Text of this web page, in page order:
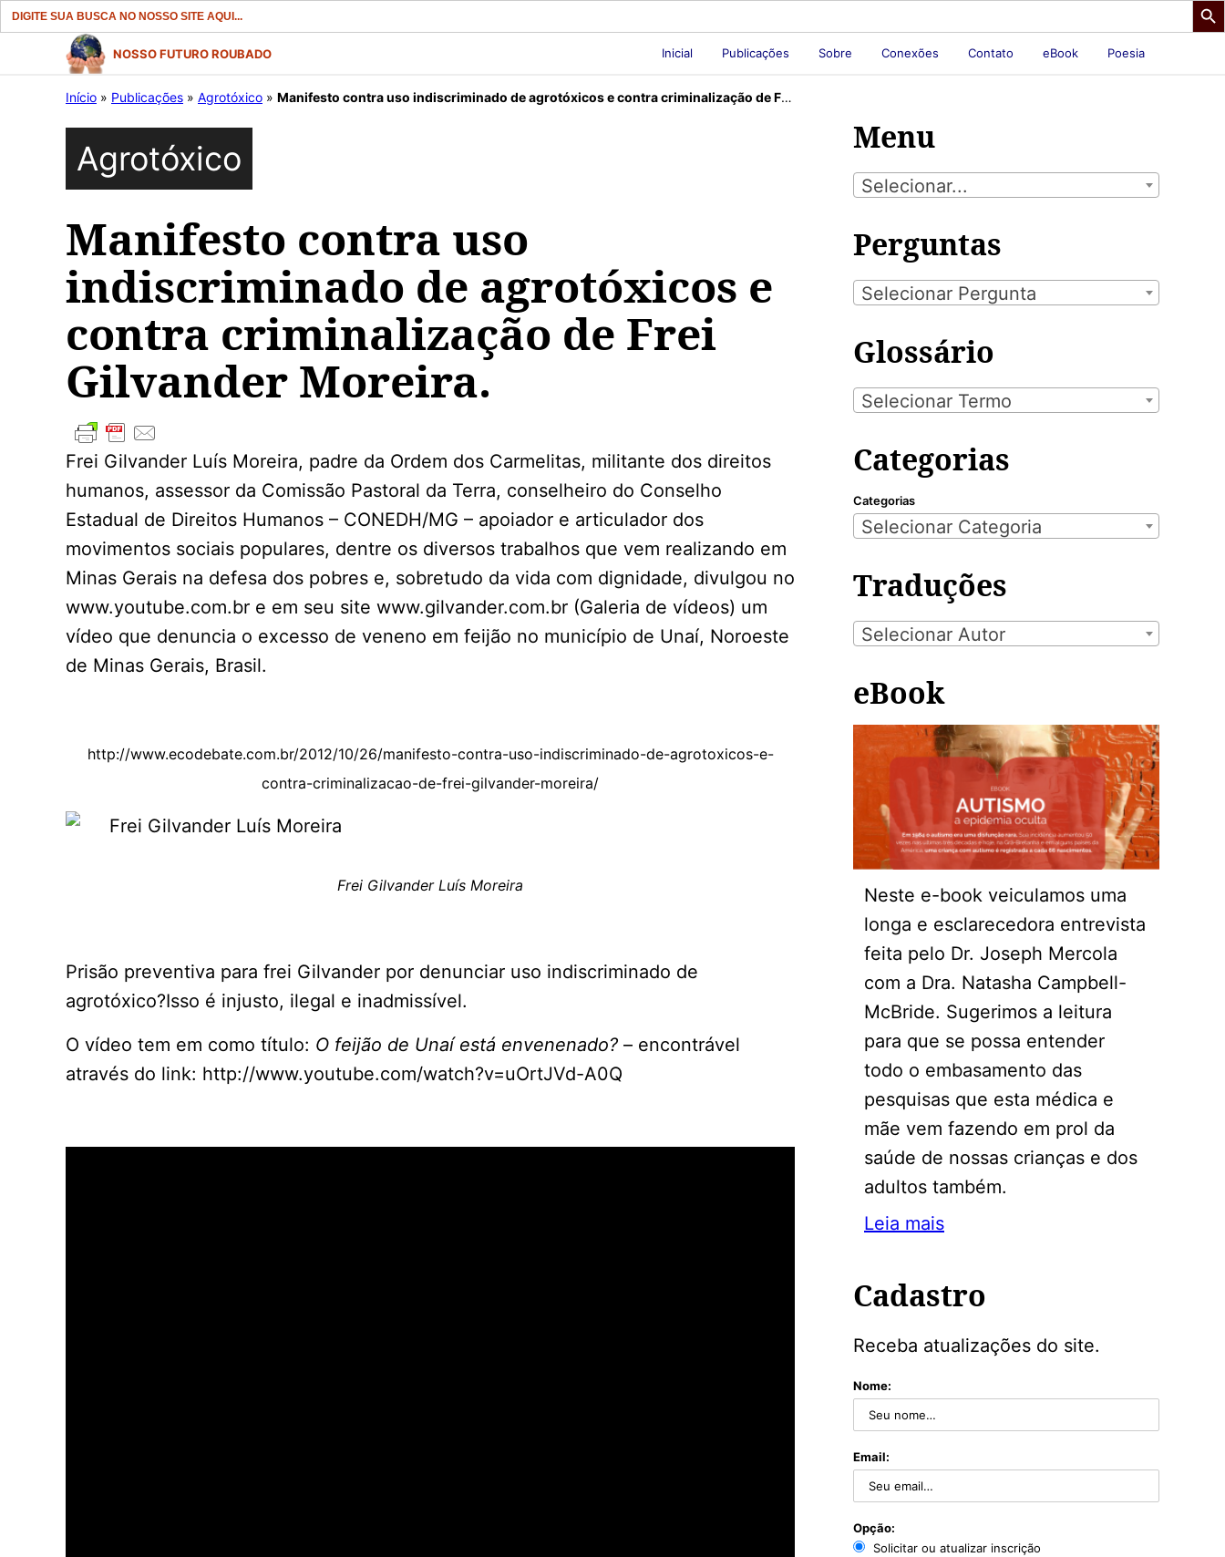
Search
for:
conteúdo
NOSSO FUTURO ROUBADO Inicial Publicações Sobre Conexões Contato eBook Poesia
Início » Publicações » Agrotóxico » Manifesto contra uso indiscriminado de agrotóxicos e contra criminalização de Frei Gilvander Moreira.
Agrotóxico
Manifesto contra uso
indiscriminado de agrotóxicos e
contra criminalização de Frei
Gilvander Moreira.
Frei Gilvander Luís Moreira, padre da Ordem dos Carmelitas, militante dos direitos
humanos, assessor da Comissão Pastoral da Terra, conselheiro do Conselho
Estadual de Direitos Humanos – CONEDH/MG – apoiador e articulador dos
movimentos sociais populares, dentre os diversos trabalhos que vem realizando em
Minas Gerais na defesa dos pobres e, sobretudo da vida com dignidade, divulgou no
www.youtube.com.br e em seu site www.gilvander.com.br (Galeria de vídeos) um
vídeo que denuncia o excesso de veneno em feijão no município de Unaí, Noroeste
de Minas Gerais, Brasil.
http://www.ecodebate.com.br/2012/10/26/manifesto-contra-uso-indiscriminado-de-agrotoxicos-e-
contra-criminalizacao-de-frei-gilvander-moreira/
Frei Gilvander Luís Moreira
Prisão preventiva para frei Gilvander por denunciar uso indiscriminado de
agrotóxico?Isso é injusto, ilegal e inadmissível.
O vídeo tem em como título: O feijão de Unaí está envenenado? – encontrável
através do link: http://www.youtube.com/watch?v=uOrtJVd-A0Q
Menu
Selecionar...
Perguntas
Selecionar Pergunta
Glossário
Selecionar Termo
Categorias
Categorias
Selecionar Categoria
Traduções
Selecionar Autor
eBook
Neste e-book veiculamos uma
longa e esclarecedora entrevista
feita pelo Dr. Joseph Mercola
com a Dra. Natasha Campbell-
McBride. Sugerimos a leitura
para que se possa entender
todo o embasamento das
pesquisas que esta médica e
mãe vem fazendo em prol da
saúde de nossas crianças e dos
adultos também.
Leia mais
Cadastro
Receba atualizações do site.
Nome:
Email:
Opção:
Solicitar ou atualizar inscrição